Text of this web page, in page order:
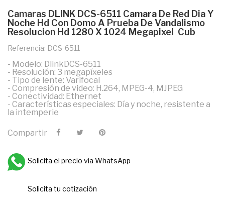
Camaras DLINK DCS-6511 Camara De Red Dia Y
Noche Hd Con Domo A Prueba De Vandalismo 
Resolucion Hd 1280 X 1024 Megapixel  Cub
Referencia: DCS-6511
- Modelo: DlinkDCS-6511
- Resolución: 3 megapíxeles
- Tipo de lente: Varifocal
- Compresión de video: H.264, MPEG-4, MJPEG
- Conectividad: Ethernet
- Características especiales: Día y noche, resistente a
la intemperie
Compartir
Solicita el precio via WhatsApp
Solicita tu cotización